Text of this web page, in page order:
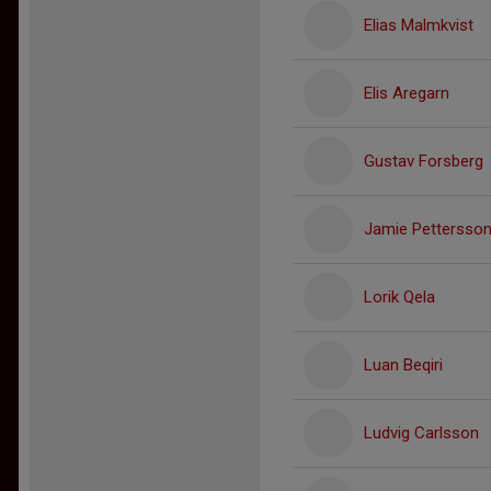
Elias Malmkvist
Elis Aregarn
Gustav Forsberg
Jamie Pettersson
Lorik Qela
Luan Beqiri
Ludvig Carlsson